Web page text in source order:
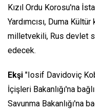
Kızıl Ordu Korosu'na
Yardımcısı, Duma
milletvekili, Rus devlet
edecek.
Ekşi "Iosif Davidoviç
İçişleri Bakanlığı'na
Savunma Bakanlığı'na